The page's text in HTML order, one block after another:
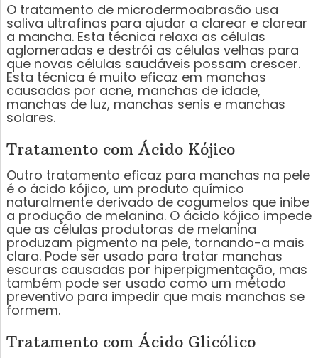
O tratamento de microdermoabrasão usa
saliva ultrafinas para ajudar a clarear e clarear
a mancha. Esta técnica relaxa as células
aglomeradas e destrói as células velhas para
que novas células saudáveis possam crescer.
Esta técnica é muito eficaz em manchas
causadas por acne, manchas de idade,
manchas de luz, manchas senis e manchas
solares.
Tratamento com Ácido Kójico
Outro tratamento eficaz para manchas na pele
é o ácido kójico, um produto químico
naturalmente derivado de cogumelos que inibe
a produção de melanina. O ácido kójico impede
que as células produtoras de melanina
produzam pigmento na pele, tornando-a mais
clara. Pode ser usado para tratar manchas
escuras causadas por hiperpigmentação, mas
também pode ser usado como um método
preventivo para impedir que mais manchas se
formem.
Tratamento com Ácido Glicólico